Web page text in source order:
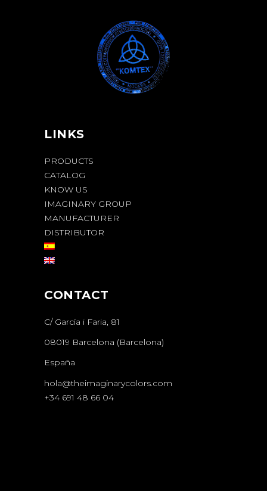
LINKS
PRODUCTS
CATALOG
KNOW US
IMAGINARY GROUP
MANUFACTURER
DISTRIBUTOR
CONTACT
C/ García i Faria, 81
08019 Barcelona (Barcelona)
España
hola@theimaginarycolors.com
+34 691 48 66 04